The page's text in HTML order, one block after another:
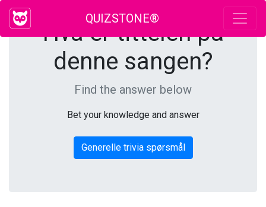
QUIZSTONE®
Hva er tittelen på
denne sangen?
Find the answer below
Bet your knowledge and answer
Generelle trivia spørsmål